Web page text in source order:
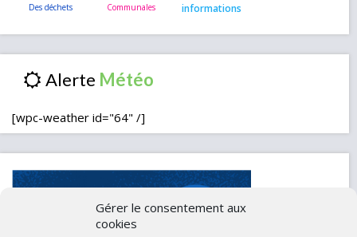
Gérer le consentement aux
cookies
informations
Alerte
[wpc-weather id="64" /]